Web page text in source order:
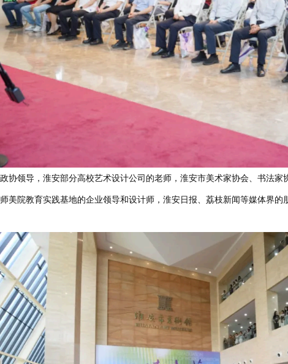
协领导，淮安部分高校艺术设计公司的老师，淮安市美术家协会、书法
美院教育实践基地的企业领导和设计师，淮安日报、荔枝新闻等媒体界